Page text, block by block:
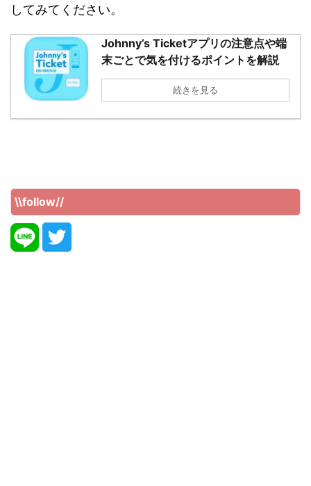
してみてください。
Johnny’s Ticketアプリの注意点や端
末ごとで気を付けるポイントを解説
続きを見る
\\follow//